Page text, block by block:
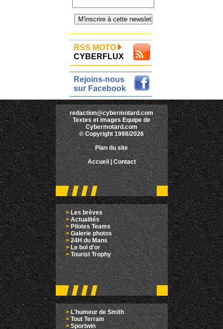
RSS MOTO
CYBERFLUX
Rejoins-nous
sur Facebook
redaction@cybermotard.com
Textes et images Equipe de
Cybermotard.com
© Copyright 1998/2026
Plan du site
Accueil |Contact
>Les brèves
> Actualités
> Pilotes Teams
>Galerie photos
>24H du Mans
>Le bol d'or
> Tourist Trophy
>L'humeur de Smith
> Tout Terrain
> Sportwin